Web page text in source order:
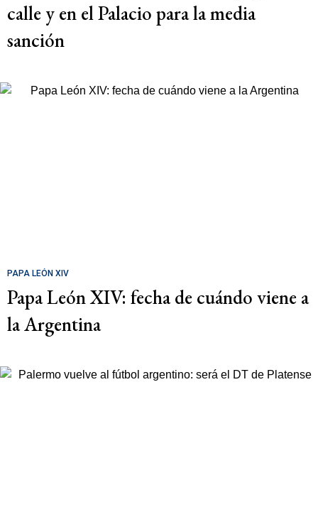
calle y en el Palacio para la media
sanción
PAPA LEÓN XIV
Papa León XIV: fecha de cuándo viene a
la Argentina